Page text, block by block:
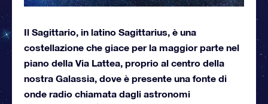
Il Sagittario, in latino Sagittarius, è una
costellazione che giace per la maggior parte nel
piano della Via Lattea, proprio al centro della
nostra Galassia, dove è presente una fonte di
onde radio chiamata dagli astronomi